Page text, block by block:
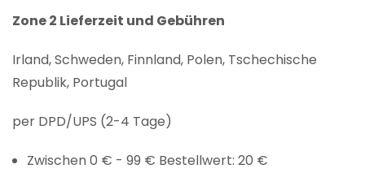
Zone 2 Lieferzeit und Gebühren
Irland, Schweden, Finnland, Polen, Tschechische
Republik, Portugal
per DPD/UPS (2-4 Tage)
Zwischen 0 € - 99 € Bestellwert: 20 €